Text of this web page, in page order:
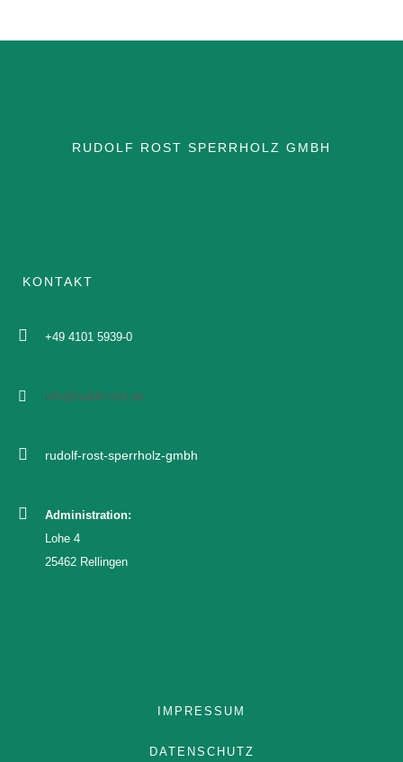
RUDOLF ROST SPERRHOLZ GMBH
KONTAKT
+49 4101 5939-0
info@rudolf-rost.de
rudolf-rost-sperrholz-gmbh
Administration:
Lohe 4
25462 Rellingen
IMPRESSUM
DATENSCHUTZ